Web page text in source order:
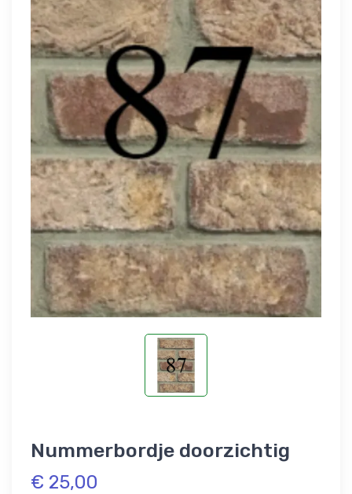
Nummerbordje doorzichtig
€ 25,00